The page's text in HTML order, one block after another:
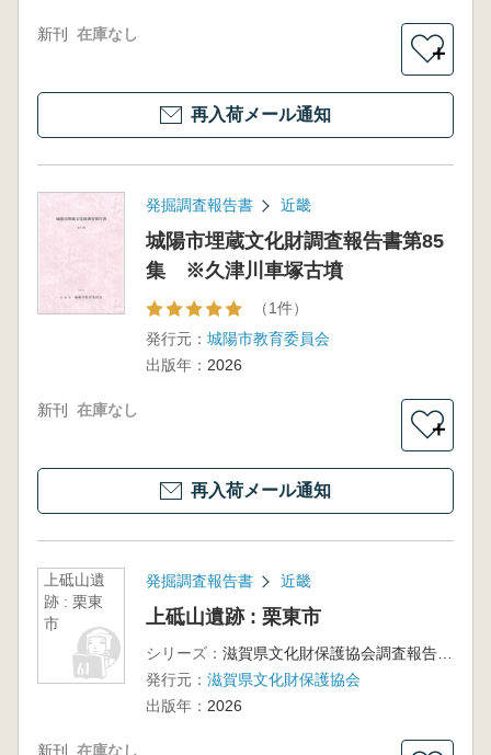
新刊 在庫なし
＋
再入荷メール通知
発掘調査報告書 近畿
城陽市埋蔵文化財調査報告書第85
集 ※久津川車塚古墳
（1件）
発行元： 城陽市教育委員会
出版年： 2026
新刊 在庫なし
＋
再入荷メール通知
上砥山遺
跡 : 栗東
市
発掘調査報告書 近畿
上砥山遺跡 : 栗東市
シリーズ：
滋賀県文化財保護協会調査報告第7集
発行元： 滋賀県文化財保護協会
出版年： 2026
新刊 在庫なし